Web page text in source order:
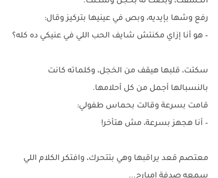
رفع وشها بإيديه، وبص في عينيها بتركيز وقال:
– هو أنا إزاي مكنتش شايف الحب اللي في عنيكي ده كله؟
سكتت، قلبها هيقف من الخجل، وكلماته كانت
بالنسبالها أجمل من كل أحلامها.
قامت بسرعة وقالت بحماس طفولي:
– أنا هجهز بسرعة، مش هتأخر!
معتصم قعد يراقبها وهي بتتحرك، وافتكر الكلام اللي
سمعه صدفة إمبارح...